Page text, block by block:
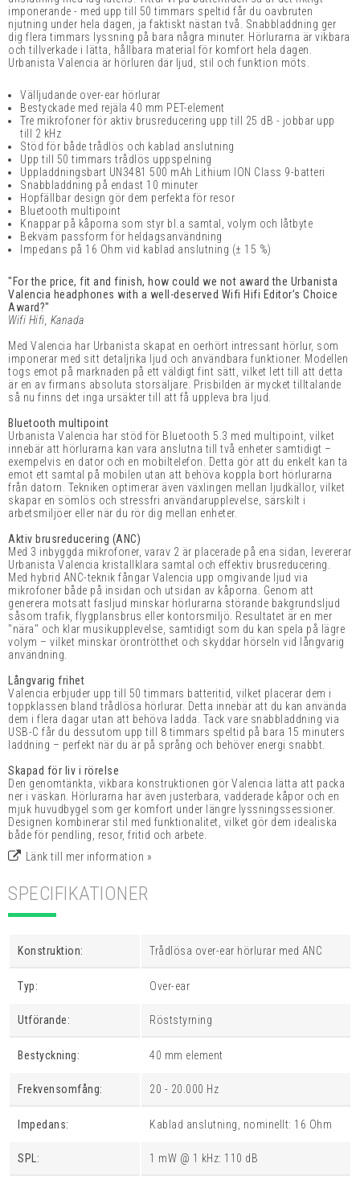
imponerande - med upp till 50 timmars speltid får du oavbruten
njutning under hela dagen, ja faktiskt nästan två. Snabbladdning ger
dig flera timmars lyssning på bara några minuter. Hörlurarna är vikbara
och tillverkade i lätta, hållbara material för komfort hela dagen.
Urbanista Valencia är hörluren där ljud, stil och funktion möts.
Välljudande over-ear hörlurar
Bestyckade med rejäla 40 mm PET-element
Tre mikrofoner för aktiv brusreducering upp till 25 dB - jobbar upp
till 2 kHz
Stöd för både trådlös och kablad anslutning
Upp till 50 timmars trådlös uppspelning
Uppladdningsbart UN3481 500 mAh Lithium ION Class 9-batteri
Snabbladdning på endast 10 minuter
Hopfällbar design gör dem perfekta för resor
Bluetooth multipoint
Knappar på kåporna som styr bl.a samtal, volym och låtbyte
Bekväm passform för heldagsanvändning
Impedans på 16 Ohm vid kablad anslutning (± 15 %)
"For the price, fit and finish, how could we not award the Urbanista
Valencia headphones with a well-deserved Wifi Hifi Editor’s Choice
Award?"
Wifi Hifi, Kanada
Med Valencia har Urbanista skapat en oerhört intressant hörlur, som
imponerar med sitt detaljrika ljud och användbara funktioner. Modellen
togs emot på marknaden på ett väldigt fint sätt, vilket lett till att detta
är en av firmans absoluta storsäljare. Prisbilden är mycket tilltalande
så nu finns det inga ursäkter till att få uppleva bra ljud.
Bluetooth multipoint
Urbanista Valencia har stöd för Bluetooth 5.3 med multipoint, vilket
innebär att hörlurarna kan vara anslutna till två enheter samtidigt –
exempelvis en dator och en mobiltelefon. Detta gör att du enkelt kan ta
emot ett samtal på mobilen utan att behöva koppla bort hörlurarna
från datorn. Tekniken optimerar även växlingen mellan ljudkällor, vilket
skapar en sömlös och stressfri användarupplevelse, särskilt i
arbetsmiljöer eller när du rör dig mellan enheter.
Aktiv brusreducering (ANC)
Med 3 inbyggda mikrofoner, varav 2 är placerade på ena sidan, levererar
Urbanista Valencia kristallklara samtal och effektiv brusreducering.
Med hybrid ANC-teknik fångar Valencia upp omgivande ljud via
mikrofoner både på insidan och utsidan av kåporna. Genom att
generera motsatt fasljud minskar hörlurarna störande bakgrundsljud
såsom trafik, flygplansbrus eller kontorsmiljö. Resultatet är en mer
"nära" och klar musikupplevelse, samtidigt som du kan spela på lägre
volym – vilket minskar örontrötthet och skyddar hörseln vid långvarig
användning.
Långvarig frihet
Valencia erbjuder upp till 50 timmars batteritid, vilket placerar dem i
toppklassen bland trådlösa hörlurar. Detta innebär att du kan använda
dem i flera dagar utan att behöva ladda. Tack vare snabbladdning via
USB-C får du dessutom upp till 8 timmars speltid på bara 15 minuters
laddning – perfekt när du är på språng och behöver energi snabbt.
Skapad för liv i rörelse
Den genomtänkta, vikbara konstruktionen gör Valencia lätta att packa
ner i väskan. Hörlurarna har även justerbara, vadderade kåpor och en
mjuk huvudbygel som ger komfort under längre lyssningssessioner.
Designen kombinerar stil med funktionalitet, vilket gör dem idealiska
både för pendling, resor, fritid och arbete.
Länk till mer information »
SPECIFIKATIONER
Konstruktion: Trådlösa over-ear hörlurar med ANC
Typ: Over-ear
Utförande: Röststyrning
Bestyckning: 40 mm element
Frekvensomfång: 20 - 20.000 Hz
Impedans: Kablad anslutning, nominellt: 16 Ohm
SPL: 1 mW @ 1 kHz: 110 dB